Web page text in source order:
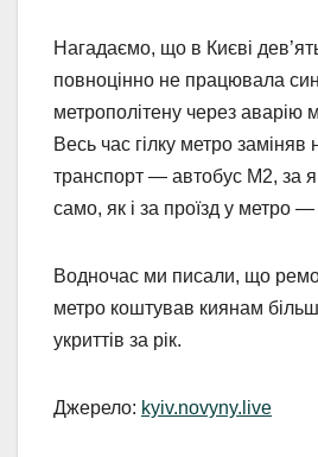
Нагадаємо, що в Києві
повноцінно не працювала
метрополітену через аварію
Весь час гілку метро заміняв
транспорт — автобус М2, за
само, як і за проїзд у метро —
Водночас ми писали, що
метро коштував киянам
укриттів за рік.
Джерело: kyiv.novyny.live